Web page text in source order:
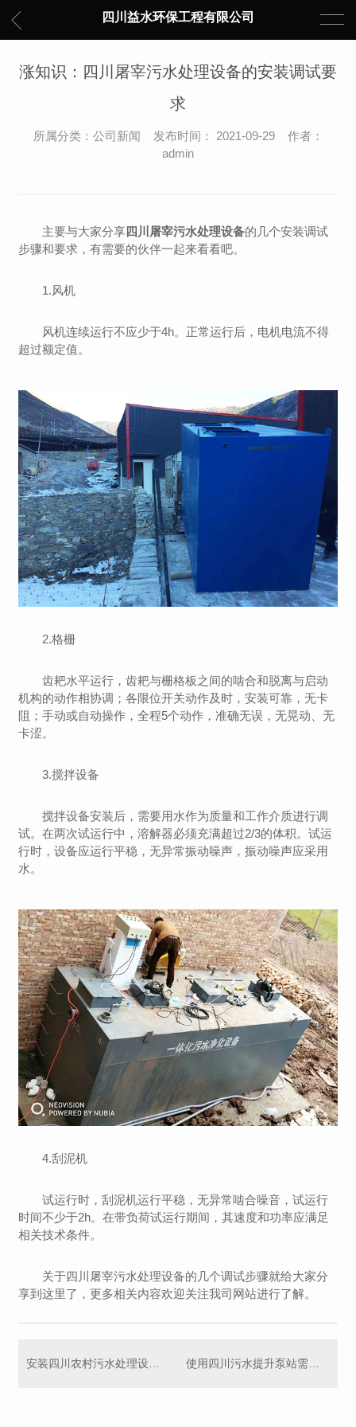
四川益水环保工程有限公司
涨知识：四川屠宰污水处理设备的安装调试要
求
所属分类：公司新闻 发布时间： 2021-09-29 作者：
admin
主要与大家分享四川屠宰污水处理设备的几个安装调试
步骤和要求，有需要的伙伴一起来看看吧。
1.风机
风机连续运行不应少于4h。正常运行后，电机电流不得
超过额定值。
2.格栅
齿耙水平运行，齿耙与栅格板之间的啮合和脱离与启动
机构的动作相协调；各限位开关动作及时，安装可靠，无卡
阻；手动或自动操作，全程5个动作，准确无误，无晃动、无
卡涩。
3.搅拌设备
搅拌设备安装后，需要用水作为质量和工作介质进行调
试。在两次试运行中，溶解器必须充满超过2/3的体积。试运
行时，设备应运行平稳，无异常振动噪声，振动噪声应采用
水。
4.刮泥机
试运行时，刮泥机运行平稳，无异常啮合噪音，试运行
时间不少于2h。在带负荷试运行期间，其速度和功率应满足
相关技术条件。
关于四川屠宰污水处理设备的几个调试步骤就给大家分
享到这里了，更多相关内容欢迎关注我司网站进行了解。